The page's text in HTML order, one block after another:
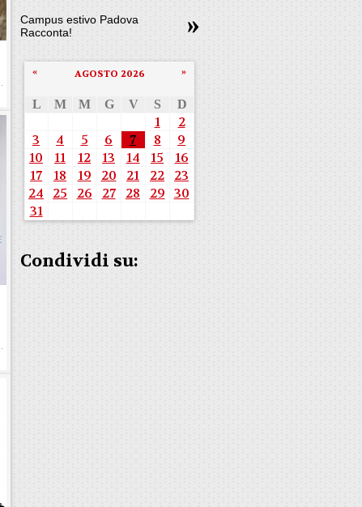
Campus estivo Padova
Racconta!
AGOSTO 2026
« »
L M M G V S D
1
2
3
4 5 6 7 8
9
10
11 12 13 14 15
16
17
18 19 20 21 22
23
24
25 26 27 28 29 30
31
Condividi su: